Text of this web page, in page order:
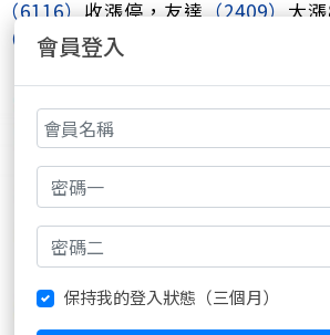
（6116）收漲停，友達（2409）大
（1409）切入AI與半導體供應鏈題材
會員登入
保持我的登入狀態（三個月）